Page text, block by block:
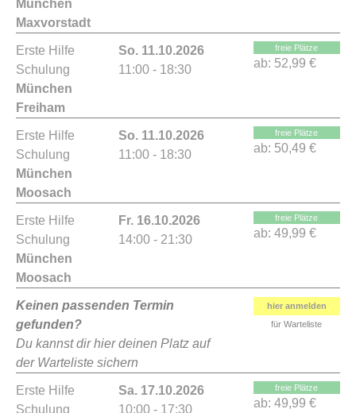
München
Maxvorstadt
Erste Hilfe
Schulung
München
Freiham
So. 11.10.2026
11:00 - 18:30
freie Plätze
ab: 52,99 €
Erste Hilfe
Schulung
München
Moosach
So. 11.10.2026
11:00 - 18:30
freie Plätze
ab: 50,49 €
Erste Hilfe
Schulung
München
Moosach
Fr. 16.10.2026
14:00 - 21:30
freie Plätze
ab: 49,99 €
Keinen passenden Termin
gefunden?
Du kannst dir hier deinen Platz auf
der Warteliste sichern
hier anmelden
für Warteliste
Erste Hilfe
Schulung
Sa. 17.10.2026
10:00 - 17:30
freie Plätze
ab: 49,99 €